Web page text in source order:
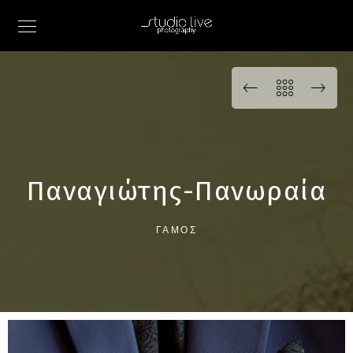
Παναγιώτης-Πανωραία
ΓΆΜΟΣ
0